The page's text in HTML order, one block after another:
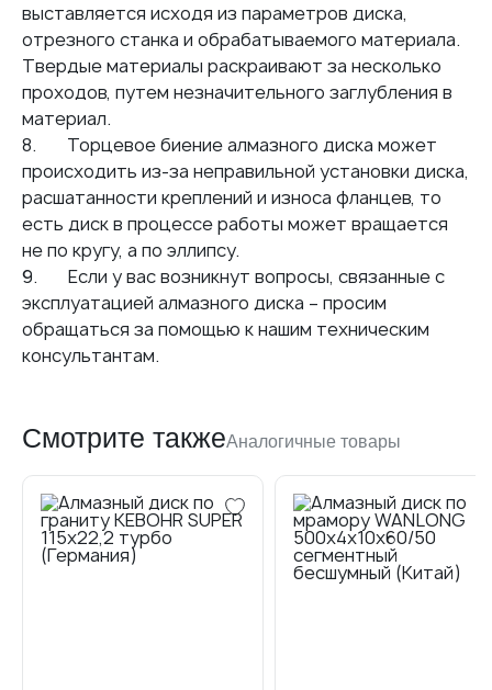
выставляется исходя из параметров диска,
отрезного станка и обрабатываемого материала.
Твердые материалы раскраивают за несколько
проходов, путем незначительного заглубления в
материал.
8. Торцевое биение алмазного диска может
происходить из-за неправильной установки диска,
расшатанности креплений и износа фланцев, то
есть диск в процессе работы может вращается
не по кругу, а по эллипсу.
9. Если у вас возникнут вопросы, связанные с
эксплуатацией алмазного диска – просим
обращаться за помощью к нашим техническим
консультантам.
Смотрите такжеАналогичные товары